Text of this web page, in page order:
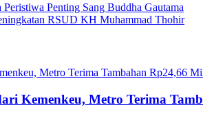
Penting Sang Buddha Gautama
RSUD KH Muhammad Thohir
Kemenkeu, Metro Terima